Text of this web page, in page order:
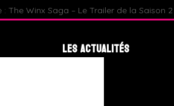
: The Winx Saga – Le Trailer de la Saison
Les Actualités